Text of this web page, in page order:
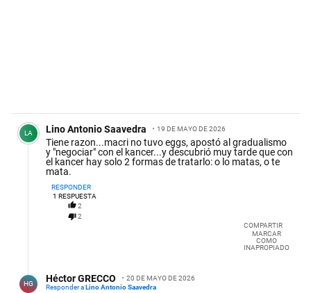
LA Lino Antonio Saavedra 19 DE MAYO DE 2026
Tiene razon...macri no tuvo eggs, apostó al gradualismo
y "negociar" con el kancer...y descubrió muy tarde que con
el kancer hay solo 2 formas de tratarlo: o lo matas, o te
mata.
RESPONDER
1 RESPUESTA
2
2
COMPARTIR
MARCAR
COMO
INAPROPIADO
HG Héctor GRECCO
20 DE MAYO DE 2026
Responder aLino Antonio Saavedra